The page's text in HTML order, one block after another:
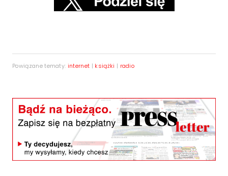
Powiązane tematy: internet | książki | radio